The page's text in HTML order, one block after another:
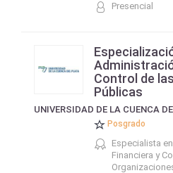
Presencial
Control de
Públicas
Posgrado
Especialista
Financiera y